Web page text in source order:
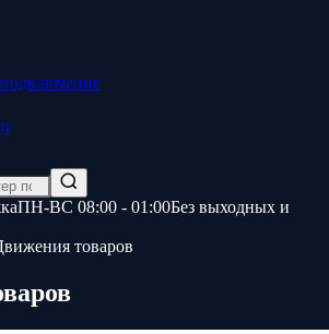
ПН-ВС 08:00 - 01:00Без выходных и
товаров